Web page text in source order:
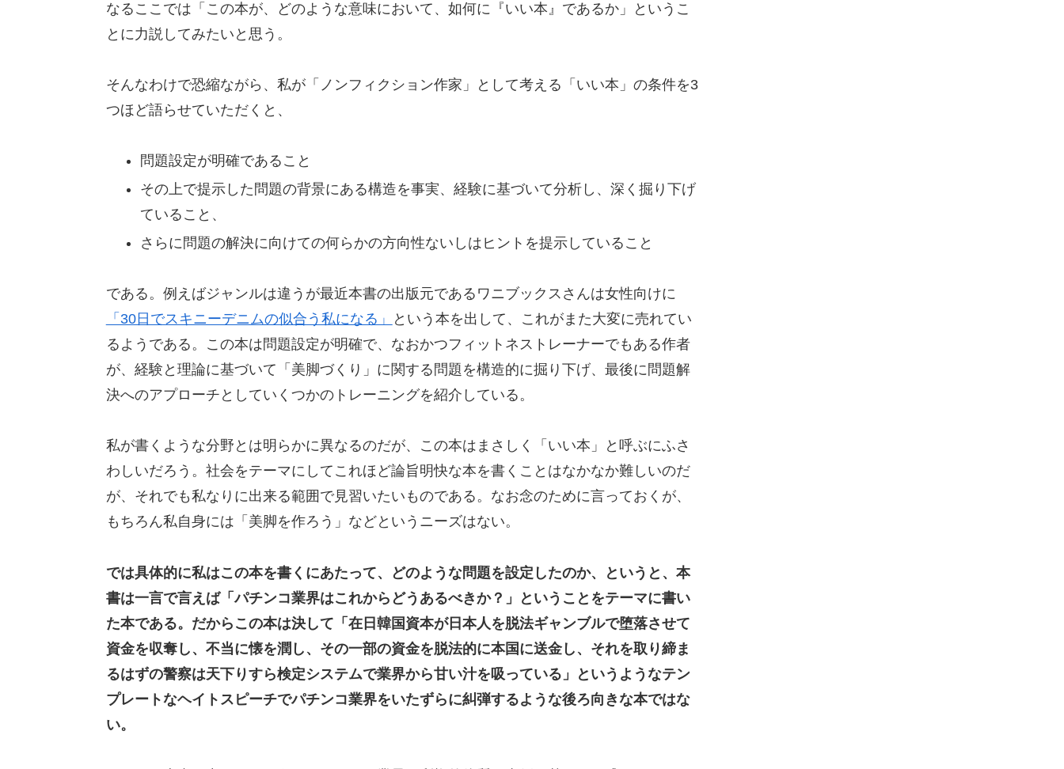
なるここでは「この本が、どのような意味において、如何に『いい本』であるか」というこ
とに力説してみたいと思う。
そんなわけで恐縮ながら、私が「ノンフィクション作家」として考える「いい本」の条件を3
つほど語らせていただくと、
問題設定が明確であること
その上で提示した問題の背景にある構造を事実、経験に基づいて分析し、深く掘り下げ
ていること、
さらに問題の解決に向けての何らかの方向性ないしはヒントを提示していること
である。例えばジャンルは違うが最近本書の出版元であるワニブックスさんは女性向けに
「30日でスキニーデニムの似合う私になる」
という本を出して、これがまた大変に売れてい
るようである。この本は問題設定が明確で、なおかつフィットネストレーナーでもある作者
が、経験と理論に基づいて「美脚づくり」に関する問題を構造的に掘り下げ、最後に問題解
決へのアプローチとしていくつかのトレーニングを紹介している。
私が書くような分野とは明らかに異なるのだが、この本はまさしく「いい本」と呼ぶにふさ
わしいだろう。社会をテーマにしてこれほど論旨明快な本を書くことはなかなか難しいのだ
が、それでも私なりに出来る範囲で見習いたいものである。なお念のために言っておくが、
もちろん私自身には「美脚を作ろう」などというニーズはない。
では具体的に私はこの本を書くにあたって、どのような問題を設定したのか、というと、本
書は一言で言えば「パチンコ業界はこれからどうあるべきか？」ということをテーマに書い
た本である。だからこの本は決して「在日韓国資本が日本人を脱法ギャンブルで堕落させて
資金を収奪し、不当に懐を潤し、その一部の資金を脱法的に本国に送金し、それを取り締ま
るはずの警察は天下りすら検定システムで業界から甘い汁を吸っている」というようなテン
プレートなヘイトスピーチでパチンコ業界をいたずらに糾弾するような後ろ向きな本ではな
い。